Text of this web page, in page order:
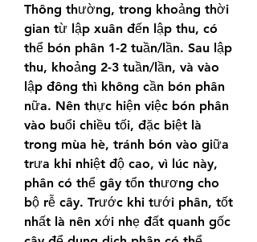
Thông thường, trong khoảng thời
gian từ lập xuân đến lập thu, có
thể bón phân 1-2 tuần/lần. Sau lập
thu, khoảng 2-3 tuần/lần, và vào
lập đông thì không cần bón phân
nữa. Nên thực hiện việc bón phân
vào buổi chiều tối, đặc biệt là
trong mùa hè, tránh bón vào giữa
trưa khi nhiệt độ cao, vì lúc này,
phân có thể gây tổn thương cho
bộ rễ cây. Trước khi tưới phân, tốt
nhất là nên xới nhẹ đất quanh gốc